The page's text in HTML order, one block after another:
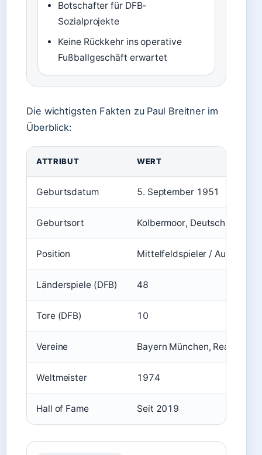
Botschafter für DFB-
Sozialprojekte
Keine Rückkehr ins operative
Fußballgeschäft erwartet
Die wichtigsten Fakten zu Paul Breitner im
Überblick:
ATTRIBUT WERT
Geburtsdatum 5. September 1951
Geburtsort Kolbermoor, Deutschland
Position Mittelfeldspieler /
Länderspiele (DFB) 48
Tore (DFB) 10
Vereine Bayern München, Real
Weltmeister 1974
Hall of Fame Seit 2019